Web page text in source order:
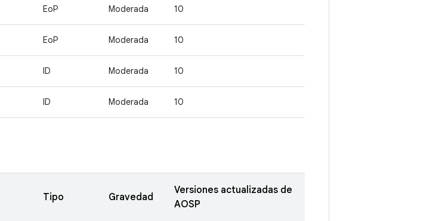
EoP Moderada 10
EoP Moderada 10
ID Moderada 10
ID Moderada 10
Tipo Gravedad
Versiones actualizadas de
AOSP